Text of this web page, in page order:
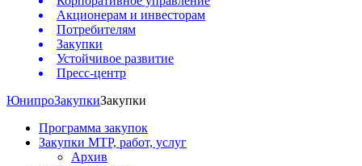
Акционерам и инвесторам
Потребителям
Закупки
Устойчивое развитие
Пресс-центр
ЮнипроЗакупкиЗакупки
Программа закупок
Закупки МТР, работ, услуг
Архив